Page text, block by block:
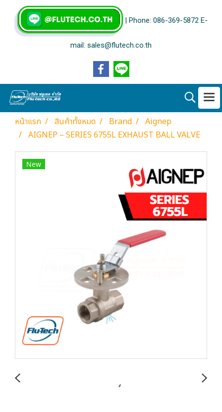
| Phone: 086-369-5872 E-
mail: sales@flutech.co.th
หน้าแรก สินค้าทั้งหมด Brand
Aignep
AIGNEP – SERIES 6755L EXHAUST BALL VALVE
New